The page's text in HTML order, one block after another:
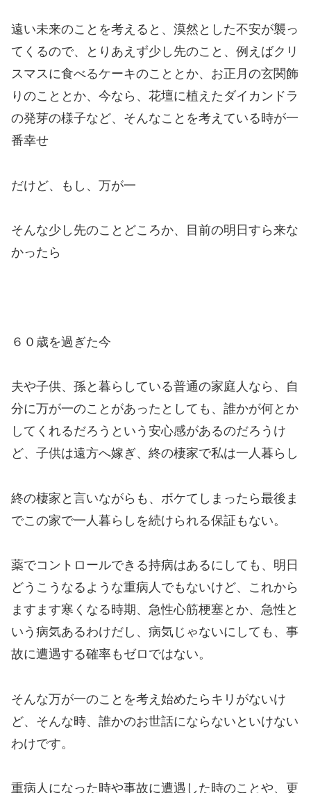
遠い未来のことを考えると、漠然とした不安が襲っ
てくるので、とりあえず少し先のこと、例えばクリ
スマスに食べるケーキのこととか、お正月の玄関飾
りのこととか、今なら、花壇に植えたダイカンドラ
の発芽の様子など、そんなことを考えている時が一
番幸せ
だけど、もし、万が一
そんな少し先のことどころか、目前の明日すら来な
かったら
６０歳を過ぎた今
夫や子供、孫と暮らしている普通の家庭人なら、自
分に万が一のことがあったとしても、誰かが何とか
してくれるだろうという安心感があるのだろうけ
ど、子供は遠方へ嫁ぎ、終の棲家で私は一人暮らし
終の棲家と言いながらも、ボケてしまったら最後ま
でこの家で一人暮らしを続けられる保証もない。
薬でコントロールできる持病はあるにしても、明日
どうこうなるような重病人でもないけど、これから
ますます寒くなる時期、急性心筋梗塞とか、急性と
いう病気あるわけだし、病気じゃないにしても、事
故に遭遇する確率もゼロではない。
そんな万が一のことを考え始めたらキリがないけ
ど、そんな時、誰かのお世話にならないといけない
わけです。
重病人になった時や事故に遭遇した時のことや、更